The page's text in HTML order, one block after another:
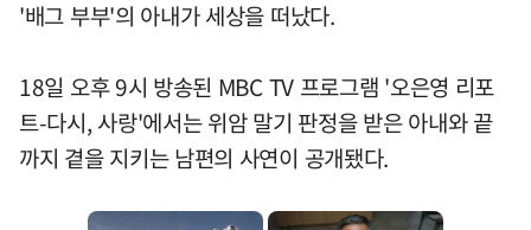
'배그 부부'의 아내가 세상을 떠났다.
18일 오후 9시 방송된 MBC TV 프로그램 '오은영 리포
트-다시, 사랑'에서는 위암 말기 판정을 받은 아내와 끝
까지 곁을 지키는 남편의 사연이 공개됐다.